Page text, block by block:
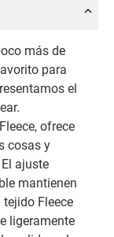
más de
para
el
ofrece
cosas y
ajuste
mantienen
Fleece
ligeramente